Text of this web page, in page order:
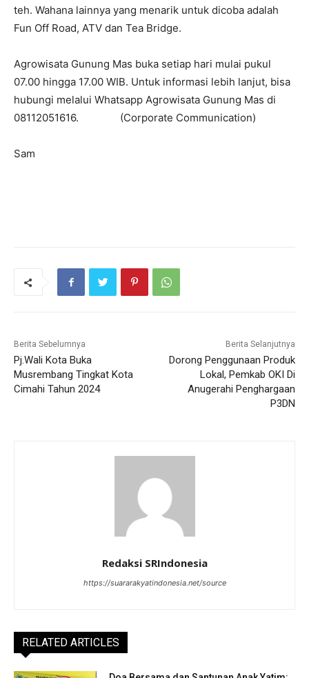
teh. Wahana lainnya yang menarik untuk dicoba adalah
Fun Off Road, ATV dan Tea Bridge.
Agrowisata Gunung Mas buka setiap hari mulai pukul
07.00 hingga 17.00 WIB. Untuk informasi lebih lanjut, bisa
hubungi melalui Whatsapp Agrowisata Gunung Mas di
08112051616. (Corporate Communication)
Sam
Berita Sebelumnya
Pj.Wali Kota Buka
Musrembang Tingkat Kota
Cimahi Tahun 2024
Berita Selanjutnya
Dorong Penggunaan Produk
Lokal, Pemkab OKI Di
Anugerahi Penghargaan
P3DN
Redaksi SRIndonesia
https://suararakyatindonesia.net/source
RELATED ARTICLES